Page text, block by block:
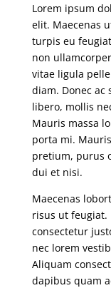
Lorem ipsum
elit. Maecenas
turpis eu
non
vitae ligula
diam. Donec
libero, mollis
Mauris massa
porta mi.
pretium, purus
dui et nisi.
Maecenas
risus ut
consectetur
nec lorem
Aliquam
dapibus quam